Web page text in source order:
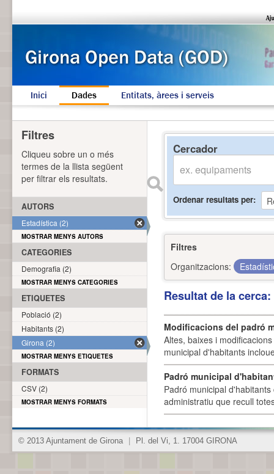
Inici Dades Entitats, àrees i serveis
Cercador
Ordenar resultats per
Filtres
Organitzacions:
Resultat de la
Modificacions del padró
Altes, baixes i
municipal d'habitants
Padró municipal
Padró municipal
administratiu que recull
Filtres
Cliqueu sobre un o més
termes de la llista següent
per filtrar els resultats.
AUTORS
Estadística (2)
MOSTRAR MENYS AUTORS
CATEGORIES
Demografia (2)
MOSTRAR MENYS CATEGORIES
ETIQUETES
Població (2)
Habitants (2)
Girona (2)
MOSTRAR MENYS ETIQUETES
FORMATS
CSV (2)
MOSTRAR MENYS FORMATS
© 2013 Ajuntament de Girona Pl. del Vi, 1. 17004 GIRONA